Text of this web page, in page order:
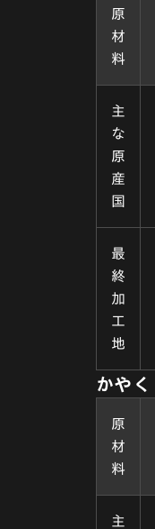
原
材
料
主
な
原
産
国
最
終
加
工
地
かやく
原
材
料
主